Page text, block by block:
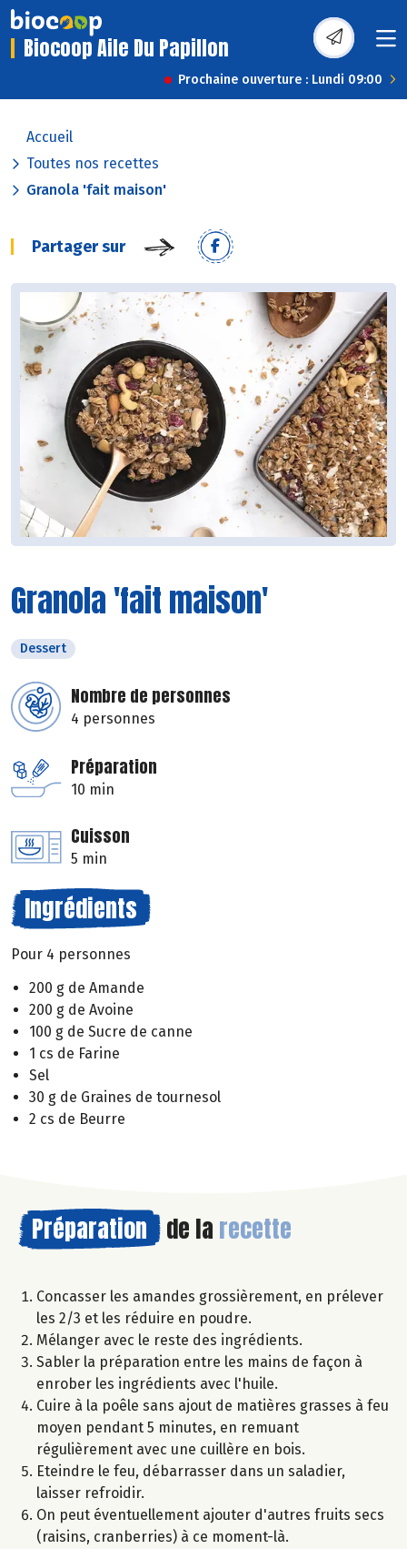
Biocoop Aile Du Papillon
Prochaine ouverture : Lundi 09:00
Accueil
Toutes nos recettes
Granola 'fait maison'
Partager sur
Granola 'fait maison'
Dessert
Nombre de personnes
4 personnes
Préparation
10 min
Cuisson
5 min
Ingrédients
Pour 4 personnes
200 g de Amande
200 g de Avoine
100 g de Sucre de canne
1 cs de Farine
Sel
30 g de Graines de tournesol
2 cs de Beurre
Préparation de la recette
Concasser les amandes grossièrement, en prélever
les 2/3 et les réduire en poudre.
Mélanger avec le reste des ingrédients.
Sabler la préparation entre les mains de façon à
enrober les ingrédients avec l'huile.
Cuire à la poêle sans ajout de matières grasses à feu
moyen pendant 5 minutes, en remuant
régulièrement avec une cuillère en bois.
Eteindre le feu, débarrasser dans un saladier,
laisser refroidir.
On peut éventuellement ajouter d'autres fruits secs
(raisins, cranberries) à ce moment-là.